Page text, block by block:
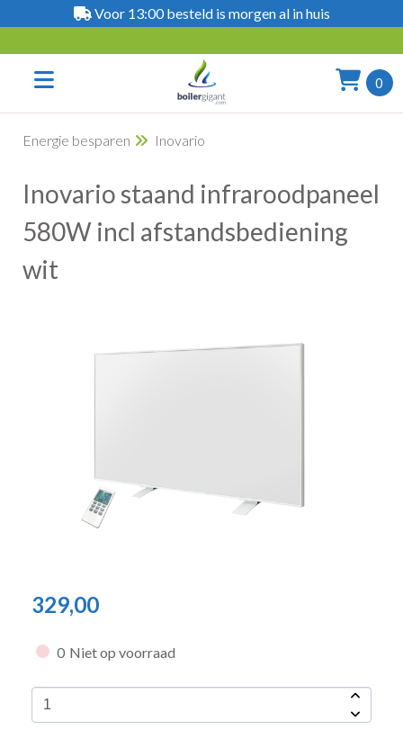
Voor 13:00 besteld is morgen al in huis
0
Energie besparen Inovario
Inovario staand infraroodpaneel
580W incl afstandsbediening
wit
329,00
0 Niet op voorraad